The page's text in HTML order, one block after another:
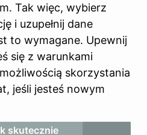
Tak więc, wybierz
i uzupełnij dane
to wymagane. Upewnij
się z warunkami
skorzystania
jeśli jesteś nowym
skutecznie